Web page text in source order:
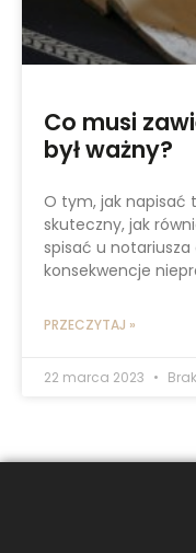
Co musi
był ważny?
O tym, jak napisać
skuteczny, jak
spisać u
konsekwencje
PRZECZYTAJ »
22 marca 2023